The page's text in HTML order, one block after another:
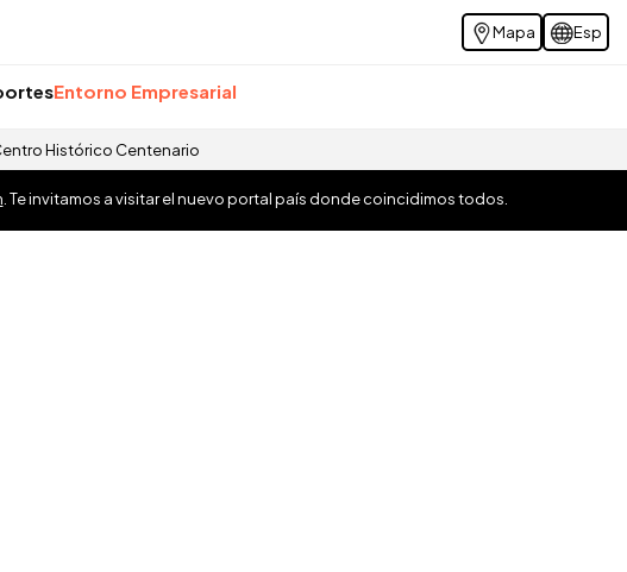
Mapa Esp
Entorno Empresarial
Histórico Centenario
. Te invitamos a visitar el nuevo portal país donde coincidimos todos.